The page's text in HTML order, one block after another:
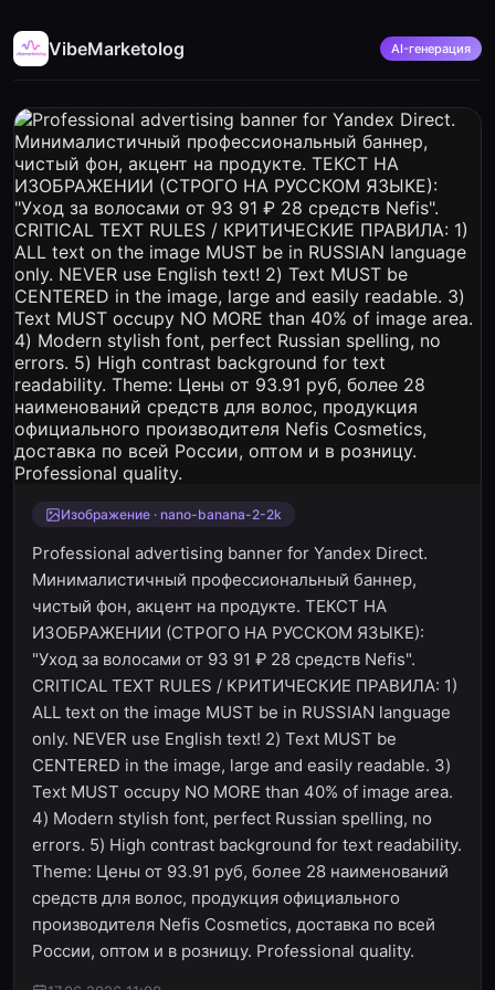
VibeMarketolog AI-генерация
Изображение · nano-banana-2-2k
Professional advertising banner for Yandex Direct.
Минималистичный профессиональный баннер,
чистый фон, акцент на продукте. ТЕКСТ НА
ИЗОБРАЖЕНИИ (СТРОГО НА РУССКОМ ЯЗЫКЕ):
"Уход за волосами от 93 91 ₽ 28 средств Nefis".
CRITICAL TEXT RULES / КРИТИЧЕСКИЕ ПРАВИЛА: 1)
ALL text on the image MUST be in RUSSIAN language
only. NEVER use English text! 2) Text MUST be
CENTERED in the image, large and easily readable. 3)
Text MUST occupy NO MORE than 40% of image area.
4) Modern stylish font, perfect Russian spelling, no
errors. 5) High contrast background for text readability.
Theme: Цены от 93.91 руб, более 28 наименований
средств для волос, продукция официального
производителя Nefis Cosmetics, доставка по всей
России, оптом и в розницу. Professional quality.